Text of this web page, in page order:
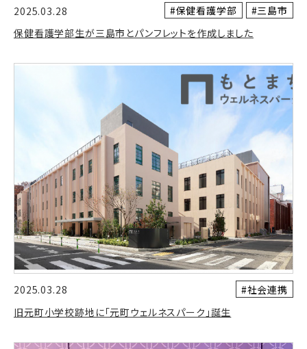
2025.03.28 #保健看護学部
#三島市
保健看護学部生が三島市とパンフレットを作成しました
2025.03.28
#社会連携
旧元町小学校跡地に「元町ウェルネスパーク」誕生